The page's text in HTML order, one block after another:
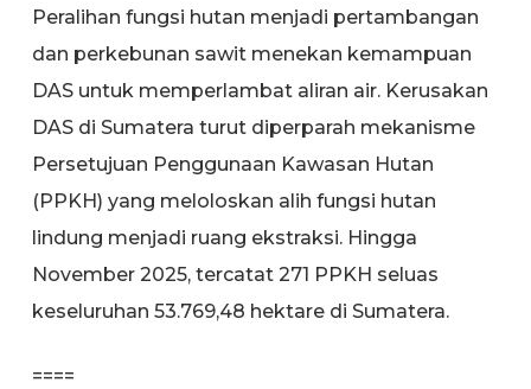
Peralihan fungsi hutan menjadi pertambangan
dan perkebunan sawit menekan kemampuan
DAS untuk memperlambat aliran air. Kerusakan
DAS di Sumatera turut diperparah mekanisme
Persetujuan Penggunaan Kawasan Hutan
(PPKH) yang meloloskan alih fungsi hutan
lindung menjadi ruang ekstraksi. Hingga
November 2025, tercatat 271 PPKH seluas
keseluruhan 53.769,48 hektare di Sumatera.
====